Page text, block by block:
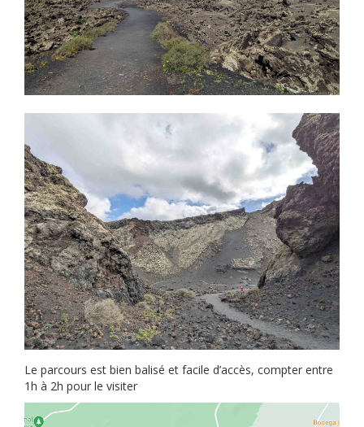
Le parcours est bien balisé et facile d’accès, compter entre
1h à 2h pour le visiter